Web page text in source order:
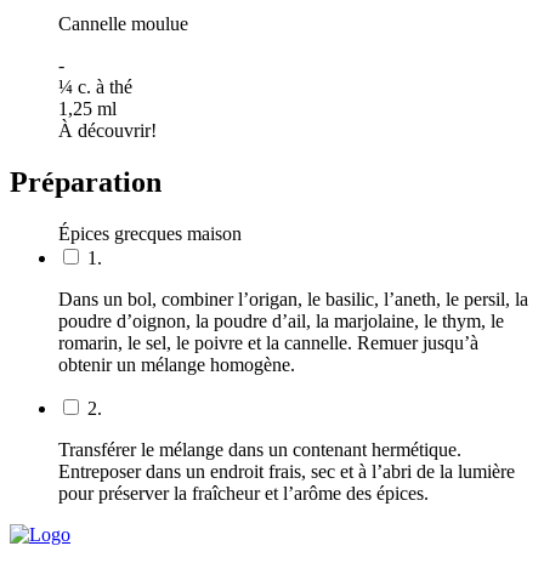
Cannelle moulue
-
¼ c. à thé
1,25 ml
À découvrir!
Préparation
Épices grecques maison
1.
Dans un bol, combiner l’origan, le basilic, l’aneth, le persil, la
poudre d’oignon, la poudre d’ail, la marjolaine, le thym, le
romarin, le sel, le poivre et la cannelle. Remuer jusqu’à
obtenir un mélange homogène.
2.
Transférer le mélange dans un contenant hermétique.
Entreposer dans un endroit frais, sec et à l’abri de la lumière
pour préserver la fraîcheur et l’arôme des épices.